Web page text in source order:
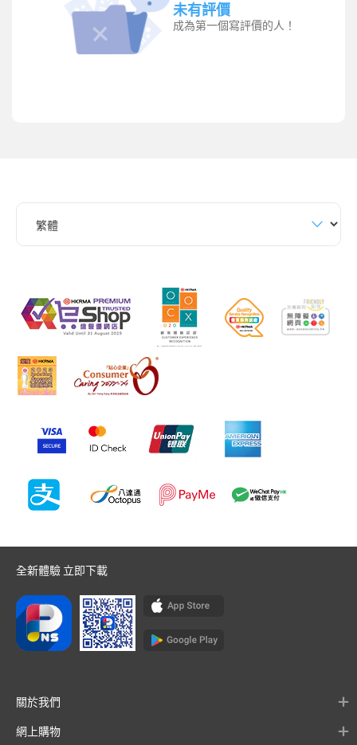
未有評價
成為第一個寫評價的人！
全新體驗 立即下載
關於我們
網上購物